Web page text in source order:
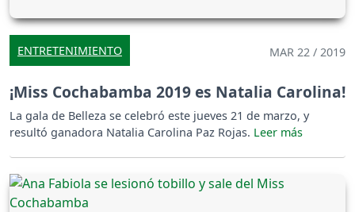
ENTRETENIMIENTO MAR 22 / 2019
¡Miss Cochabamba 2019 es Natalia Carolina!
La gala de Belleza se celebró este jueves 21 de marzo, y
resultó ganadora Natalia Carolina Paz Rojas.